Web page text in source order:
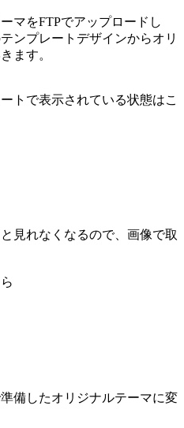
マをFTPでアップロードし
ンプレートデザインからオリ
ます。
トで表示されている状態はこ
見れなくなるので、画像で取
備したオリジナルテーマに変